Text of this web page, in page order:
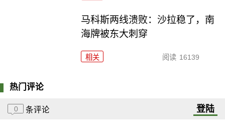
马科斯两线溃败：沙拉稳了，南
海牌被东大刺穿
相关 阅读 16139
热门评论
0 条评论 登陆